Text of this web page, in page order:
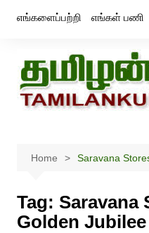
எங்களைப்பற்றி எங்கள் பணி
Home Saravana
Tag: Saravana
Golden Jubilee